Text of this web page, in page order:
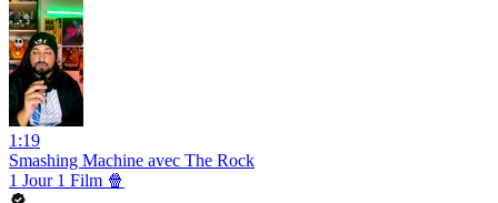
1:19
Smashing Machine avec The Rock
1 Jour 1 Film 🍿